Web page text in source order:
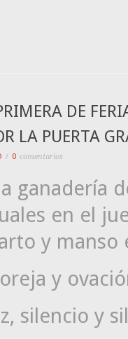
DE
LA PUERTA
/ 0 comentarios
ganadería
en el
y manso
y
silencio y